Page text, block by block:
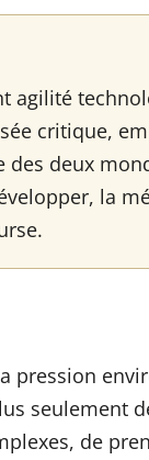
agilité
critique,
deux
la
pression
seulement
de